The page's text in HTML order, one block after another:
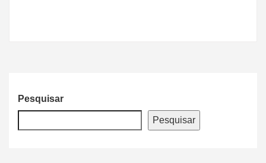
Pesquisar
Pesquisar